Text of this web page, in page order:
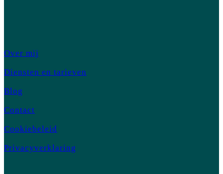
Over mij
Diensten en tarieven
Blog
Contact
Cookiebeleid
Privacyverklaring